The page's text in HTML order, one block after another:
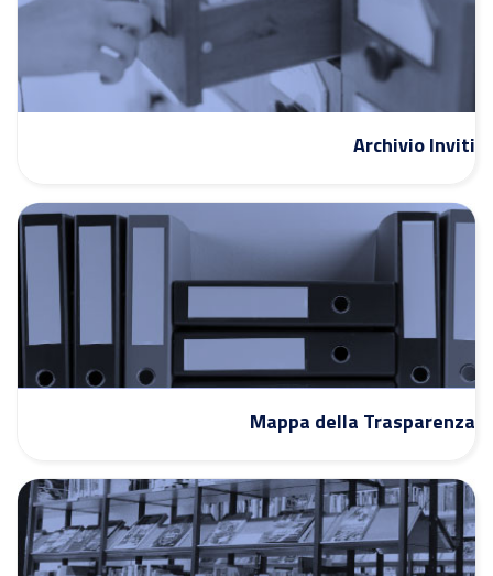
Archivio Inviti
Mappa della Trasparenza